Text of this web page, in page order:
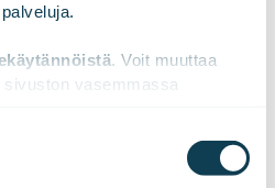
. Voit muuttaa
vasemmassa